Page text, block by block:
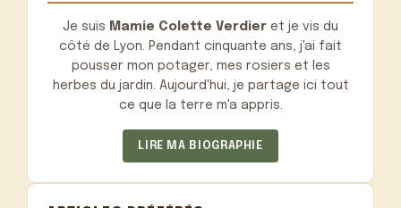
Je suis Mamie Colette Verdier et je vis du
côté de Lyon. Pendant cinquante ans, j'ai fait
pousser mon potager, mes rosiers et les
herbes du jardin. Aujourd'hui, je partage ici tout
ce que la terre m'a appris.
LIRE MA BIOGRAPHIE